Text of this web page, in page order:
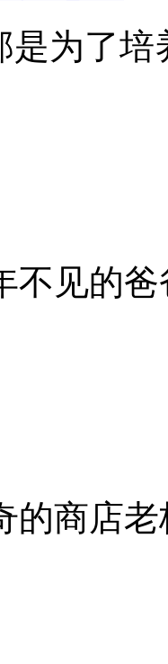
为了培
不见的爸
的商店老